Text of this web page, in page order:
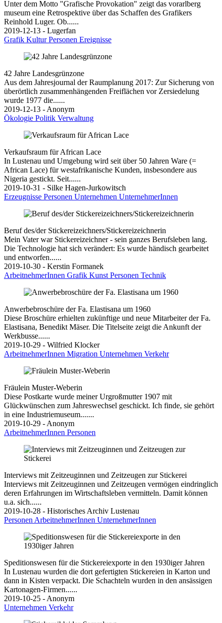
Unter dem Motto "Grafische Provokation" zeigt das vorarlberg
museum eine Retrospektive über das Schaffen des Grafikers
Reinhold Luger. Ob......
2019-12-13 - Lugerfan
Grafik KulturPersonen Ereignisse
42 Jahre Landesgrünzone
Aus dem Jahresjournal der Raumplanung 2017: Zur Sicherung von
überörtlich zusammenhängenden Freiflächen vor Zersiedelung
wurde 1977 die......
2019-12-13 - Anonym
Ökologie Politik Verwaltung
Verkaufsraum für African Lace
In Lustenau und Umgebung wird seit über 50 Jahren Ware (=
African Lace) für westafrikanische Kunden, insbesondere aus
Nigeria gestickt. Seit......
2019-10-31 - Silke Hagen-Jurkowitsch
Erzeugnisse Personen Unternehmen UnternehmerInnen
Beruf des/der Stickereizeichners/Stickereizeichnerin
Mein Vater war Stickereizeichner - sein ganzes Berufsleben lang.
Die Technologie hat sich verändert: Es wurde händisch gearbeitet
und entworfen......
2019-10-30 - Kerstin Formanek
ArbeitnehmerInnen Grafik Kunst Personen Technik
Anwerbebroschüre der Fa. Elastisana um 1960
Diese Broschüre erhielten zukünftige und neue Mitarbeiter der Fa.
Elastisana, Benedikt Mäser. Die Titelseite zeigt die Ankunft der
Werkbusse......
2019-10-29 - Wilfried Klocker
ArbeitnehmerInnen Migration Unternehmen Verkehr
Fräulein Muster-Weberin
Diese Postkarte wurde meiner Urgroßmutter 1907 mit
Glückwünschen zum Jahreswechsel geschickt. Ich finde, sie gehört
in eine Industriemuseum.......
2019-10-29 - Anonym
ArbeitnehmerInnen Personen
Interviews mit Zeitzeuginnen und Zeitzeugen zur Stickerei
Interviews mit Zeitzeuginnen und Zeitzeugen vermögen eindringlich
deren Erfahrungen im Wirtschaftsleben vermitteln. Damit können
u.a. sich......
2019-10-28 - Historisches Archiv Lustenau
Personen ArbeitnehmerInnen UnternehmerInnen
Speditionswesen für die Stickereiexporte in den 1930iger Jahren
In Lustenau wurden die dort gefertigten Stickereien in Karton und
dann in Kisten verpackt. Die Schachteln wurden in den ansässigen
Kartonagen-Firmen......
2019-10-25 - Anonym
Unternehmen Verkehr